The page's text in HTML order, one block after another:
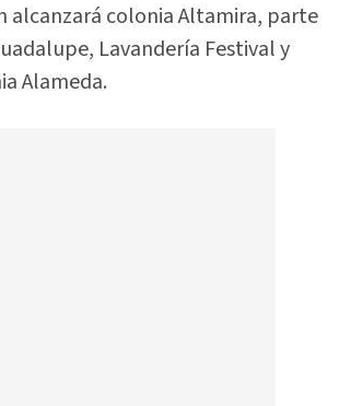
alcanzará colonia Altamira, parte
Lavandería Festival y
Alameda.